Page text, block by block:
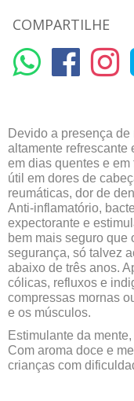
COMPARTILHE
Devido a presença
altamente refrescante
em dias quentes e
útil em dores de
reumáticas, dor de
Anti-inflamatório,
expectorante e
bem mais seguro que
segurança, só talvez
abaixo de três anos.
cólicas, refluxos e
compressas mornas
e os músculos.
Estimulante da
Com aroma doce e
crianças com